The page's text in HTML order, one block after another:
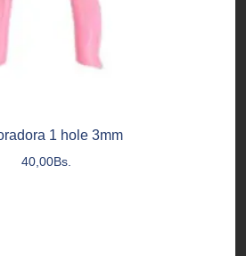
1 hole 3mm
40,00Bs.